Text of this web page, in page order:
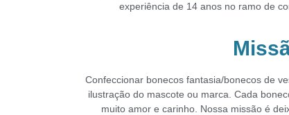
experiência de 14 anos no ramo de
Confeccionar bonecos fantasia/bonecos de
ilustração do mascote ou marca. Cada
muito amor e carinho. Nossa missão é